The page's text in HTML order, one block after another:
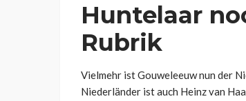
Huntelaar
Rubrik
Vielmehr ist Gouweleeuw nun der
Niederländer ist auch Heinz van